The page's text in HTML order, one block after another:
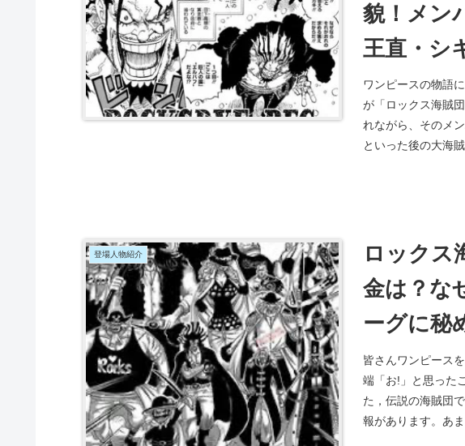
貌！メン
王直・シ
ワンピースの物語
が「ロックス海賊
れながら、そのメ
といった後の大海
登場人物紹介
ロックス
金は？な
ーグに秘
皆さんワンピース
端「お!」と思った
た，伝説の海賊団
報があります。あ